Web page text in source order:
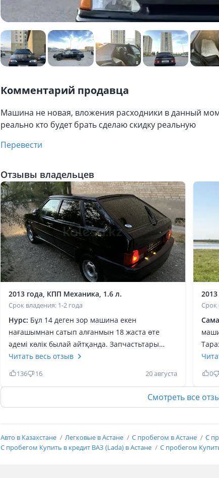
Комментарий продавца
Машина не новая, вложения расходники в данный
реально кто будет брать сделаю скидку реальную
Перевести
Отзывы владельцев
2013 года, КПП Механика, 1.6 л.
Срок владения: 1-2 года
Нурс: Бұл 14 деген зор машина екен
нағашымнан сатып алғанмын 18 жаста өте
әдемі көлік былай айтқанда. Запчастьтары
қолайлы тартысы зор анау мынау
машиналарды чухать етпиди өзімде камри 45
болды бірақ жүрек по любому 14 деп соқты бір
грамм май алмайды төбеде құдай тұр қанша
топит етсеңде бензин иіскейде 2000 ға құйасың
тонировка урсаң болды бұдан артық не керек
Су қайнау деген атымен жоқ жастарға өте
Читать весь отзыв
136 16 20 августа
Срок
ол
0
Смотреть все
Авто в Казахстане Легковые в Астане С пробегом в Астане
С
С пробегом Купить в кредит ВАЗ (Lada) в Астане
С пробегом